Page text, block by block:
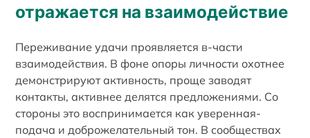
отражается на взаимодействие
Переживание удачи проявляется в-части
взаимодействия. В фоне опоры личности охотнее
демонстрируют активность, проще заводят
контакты, активнее делятся предложениями. Со
стороны это воспринимается как уверенная-
подача и доброжелательный тон. В сообществах